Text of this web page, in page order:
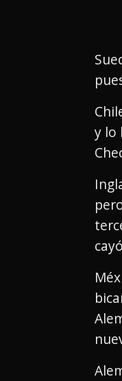
y lo